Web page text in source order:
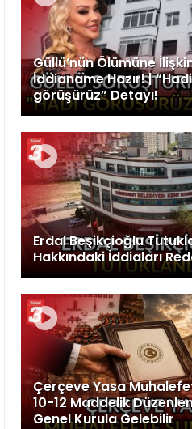
Güllü’nün Ölümüne
İddianame Hazır! | “Hadi
görüşürüz” Detayı!
Erdal Beşikçioğlu
Hakkındaki İddiaları
Çerçeve Yasa
10-12 Maddelik
Genel Kurula Gelebilir